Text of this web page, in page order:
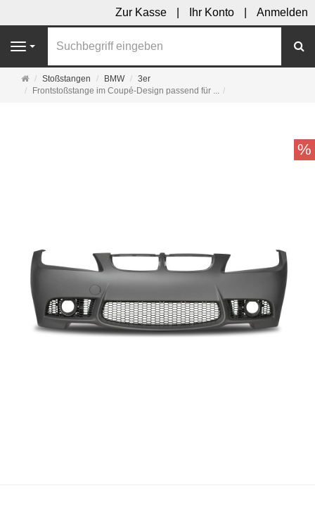
Zur Kasse Ihr Konto Anmelden
Navigation
Startseite
Stoßstangen BMW
3er
Frontstoßstange im Coupé-Design passend für ...
%